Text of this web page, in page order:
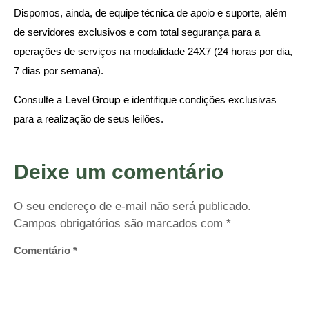
Dispomos, ainda, de equipe técnica de apoio e suporte, além
de servidores exclusivos e com total segurança para a
operações de serviços na modalidade 24X7 (24 horas por dia,
7 dias por semana).
Consulte a Level Group e identifique condições exclusivas
para a realização de seus leilões.
Deixe um comentário
O seu endereço de e-mail não será publicado.
Campos obrigatórios são marcados com *
Comentário *